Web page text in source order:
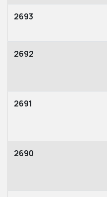
2693
2692
2691
2690